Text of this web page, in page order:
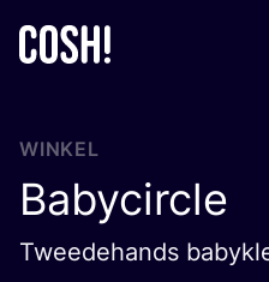
WINKEL
Babycircle
Tweedehands